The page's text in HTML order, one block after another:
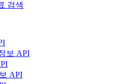
검색
보 API
API